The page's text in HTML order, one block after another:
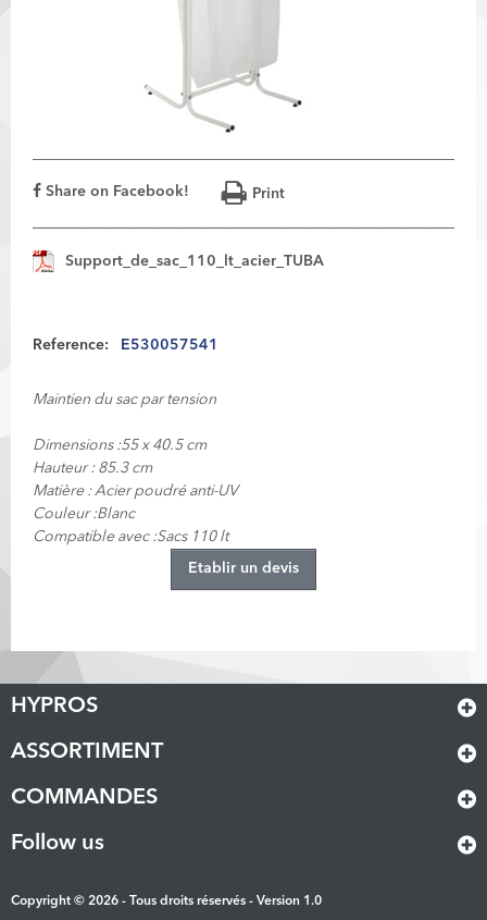
Share on Facebook! Print
Support_de_sac_110_lt_acier_TUBA
Reference: E530057541
Maintien du sac par tension
Dimensions :55 x 40.5 cm
Hauteur : 85.3 cm
Matière : Acier poudré anti-UV
Couleur :Blanc
Compatible avec :Sacs 110 lt
Etablir un devis
HYPROS
Copyright © 2026 - Tous droits réservés - Version 1.0
ASSORTIMENT
COMMANDES
Follow us